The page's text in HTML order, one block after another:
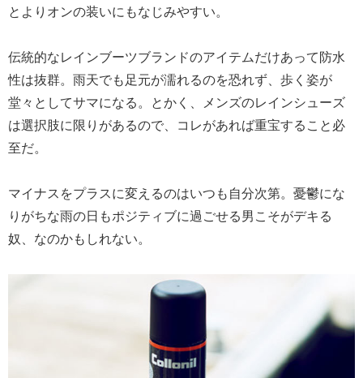
とよりオンの装いにもなじみやすい。
伝統的なレインブーツブランドのアイテムだけあって防水
性は抜群。雨天でも足元が濡れるのを恐れず、歩く姿が
堂々としてサマになる。とかく、メンズのレインシューズ
は選択肢に限りがあるので、コレがあれば重宝すること必
至だ。
マイナスをプラスに変えるのはいつも自分次第。憂鬱にな
りがちな雨の日もポジティブに過ごせる男こそがデキる
奴、なのかもしれない。